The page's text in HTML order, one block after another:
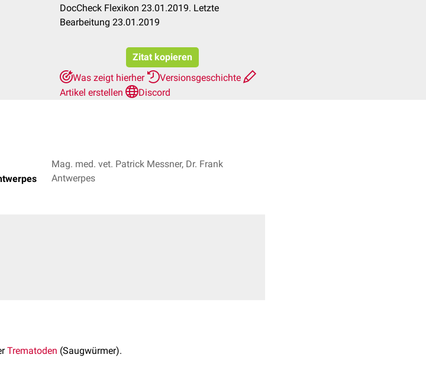
DocCheck Flexikon 23.01.2019. Letzte
Bearbeitung 23.01.2019
Zitat kopieren
Was zeigt hierher
Versionsgeschichte
Artikel erstellen
Discord
Mag. med. vet. Patrick Messner, Dr. Frank
Antwerpes
Trematoden (Saugwürmer).